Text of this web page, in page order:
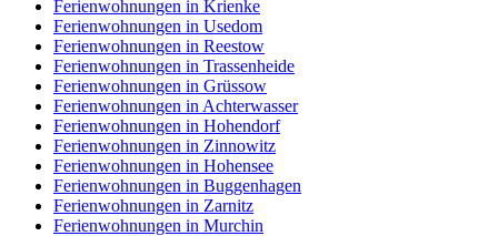
Ferienwohnungen in Krienke
Ferienwohnungen in Usedom
Ferienwohnungen in Reestow
Ferienwohnungen in Trassenheide
Ferienwohnungen in Grüssow
Ferienwohnungen in Achterwasser
Ferienwohnungen in Hohendorf
Ferienwohnungen in Zinnowitz
Ferienwohnungen in Hohensee
Ferienwohnungen in Buggenhagen
Ferienwohnungen in Zarnitz
Ferienwohnungen in Murchin